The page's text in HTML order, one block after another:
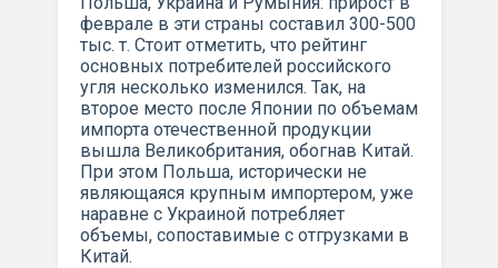
феврале в эти страны составил 300-500
тыс. т. Стоит отметить, что рейтинг
основных потребителей российского
угля несколько изменился. Так, на
второе место после Японии по объемам
импорта отечественной продукции
вышла Великобритания, обогнав Китай.
При этом Польша, исторически не
являющаяся крупным импортером, уже
наравне с Украиной потребляет
объемы, сопоставимые с отгрузками в
Китай.